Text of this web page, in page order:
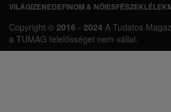
L
á
VILÁGIZENEDEFINOM & NŐIESFÉSZEK
Copyright © 2016 - 2024 A Tudatos
a TUMAG felelősséget nem vállal.